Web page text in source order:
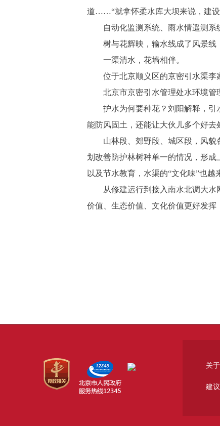
道……“就拿怀柔水库大坝来说，建设
自动化监测系统、雨水情遥测系
树与花辉映，输水线成了风景线
一渠清水，花墙相伴。
位于北京顺义区的京密引水渠李家
北京市京密引水管理处水环境管理
护水为何要种花？刘阳解释，引水
能防风固土，还能让大伙儿多个好去
山林段、郊野段、城区段，风貌
划改善防护林树种单一的情况，形成
以及节水教育，水渠的“文化味”也越
从修建运行到接入南水北调大水网
价值、生态价值、文化价值更好发挥
关
建